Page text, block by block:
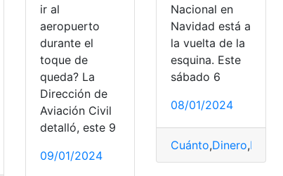
ir al
aeropuerto
durante el
toque de
queda? La
Dirección de
Aviación Civil
detalló, este 9
09/01/2024
Nacional en
Navidad está a
la vuelta de la
esquina. Este
sábado 6
08/01/2024
Cuánto,Dinero,España